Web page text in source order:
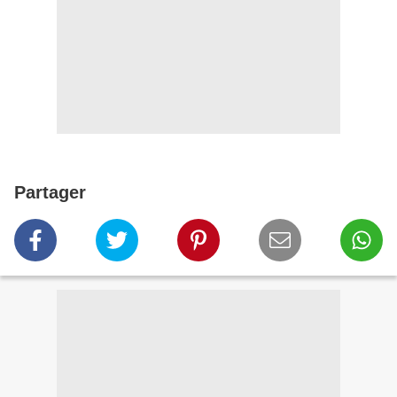
Partager